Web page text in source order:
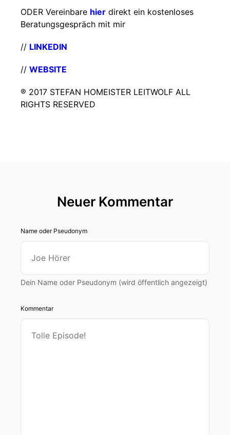
ODER Vereinbare hier direkt ein kostenloses
Beratungsgespräch mit mir
// LINKEDIN
// WEBSITE
® 2017 STEFAN HOMEISTER LEITWOLF ALL
RIGHTS RESERVED
Neuer Kommentar
Name oder Pseudonym
Dein Name oder Pseudonym (wird öffentlich angezeigt)
Kommentar